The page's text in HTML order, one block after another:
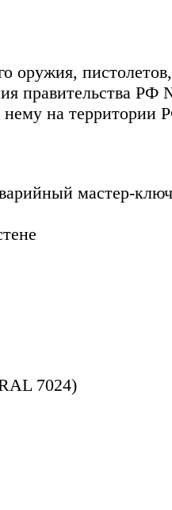
оружия,
правительства
нему на территории
мастер-ключ
7024)